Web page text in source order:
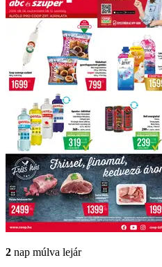
2 nap múlva lejár